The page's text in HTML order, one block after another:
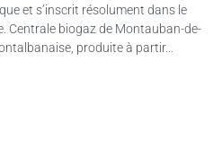
et s’inscrit résolument dans le
Centrale biogaz de Montauban-de-
produite à partir…